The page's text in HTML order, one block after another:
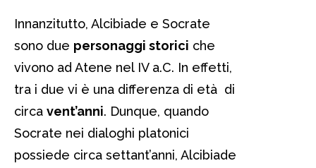
Innanzitutto, Alcibiade e Socrate
sono due personaggi storici che
vivono ad Atene nel IV a.C. In effetti,
tra i due vi è una differenza di età di
circa vent’anni. Dunque, quando
Socrate nei dialoghi platonici
possiede circa settant’anni, Alcibiade